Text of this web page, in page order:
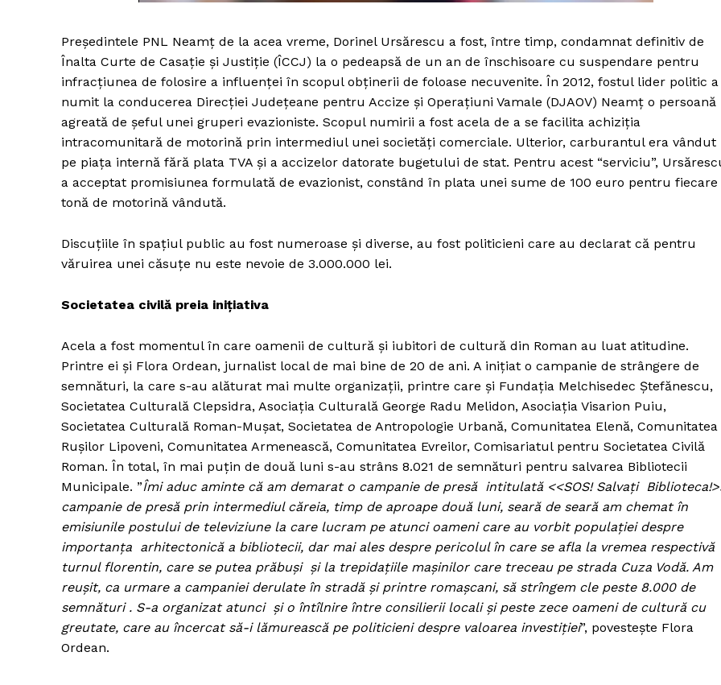
Un proiect
FREEDOM HOUSE
ROMÂNIA
PRESShub
Despre noi / Echipa
Proiecte editoriale
Rețea
Contact
Președintele PNL Neamț de la acea vreme, Dorinel Ursărescu a fost, între timp, condamnat definitiv de
Înalta Curte de Casație și Justiție (ÎCCJ) la o pedeapsă de un an de înschisoare cu suspendare pentru
infracțiunea de folosire a influenței în scopul obținerii de foloase necuvenite. În 2012, fostul lider politic a
numit la conducerea Direcţiei Judeţeane pentru Accize şi Operaţiuni Vamale (DJAOV) Neamţ o persoană
agreată de șeful unei gruperi evazioniste. Scopul numirii a fost acela de a se facilita achiziția
intracomunitară de motorină prin intermediul unei societăţi comerciale. Ulterior, carburantul era vândut
pe piaţa internă fără plata TVA şi a accizelor datorate bugetului de stat. Pentru acest “serviciu”,
a acceptat promisiunea formulată de evazionist, constând în plata unei sume de 100 euro pentru fiecare
tonă de motorină vândută.
Discuțiile în spațiul public au fost numeroase și diverse, au fost politicieni care au declarat că pentru
văruirea unei căsuțe nu este nevoie de 3.000.000 lei.
Societatea civilă preia inițiativa
Acela a fost momentul în care oamenii de cultură și iubitori de cultură din Roman au luat atitudine.
Printre ei și Flora Ordean, jurnalist local de mai bine de 20 de ani. A inițiat o campanie de strângere de
semnături, la care s-au alăturat mai multe organizații, printre care și Fundaţia Melchisedec Ştefănescu,
Societatea Culturală Clepsidra, Asociaţia Culturală George Radu Melidon, Asociaţia Visarion Puiu,
Societatea Culturală Roman-Muşat, Societatea de Antropologie Urbană, Comunitatea Elenă, Comunitatea
Ruşilor Lipoveni, Comunitatea Armenească, Comunitatea Evreilor, Comisariatul pentru Societatea Civilă
Roman. În total, în mai puțin de două luni s-au strâns 8.021 de semnături pentru salvarea Bibliotecii
Municipale. ”Îmi aduc aminte că am demarat o campanie de presă intitulată <<SOS! Salvați
campanie de presă prin intermediul căreia, timp de aproape două luni, seară de seară am chemat în
emisiunile postului de televiziune la care lucram pe atunci oameni care au vorbit populației despre
importanța arhitectonică a bibliotecii, dar mai ales despre pericolul în care se afla la vremea respectivă
turnul florentin, care se putea prăbuși și la trepidațiile mașinilor care treceau pe strada Cuza Vodă. Am
reușit, ca urmare a campaniei derulate în stradă și printre romașcani, să strîngem cle peste 8.000 de
semnături . S-a organizat atunci și o întîlnire între consilierii locali și peste zece oameni de cultură cu
greutate, care au încercat să-i lămurească pe politicieni despre valoarea investiției”, povestește Flora
Ordean.